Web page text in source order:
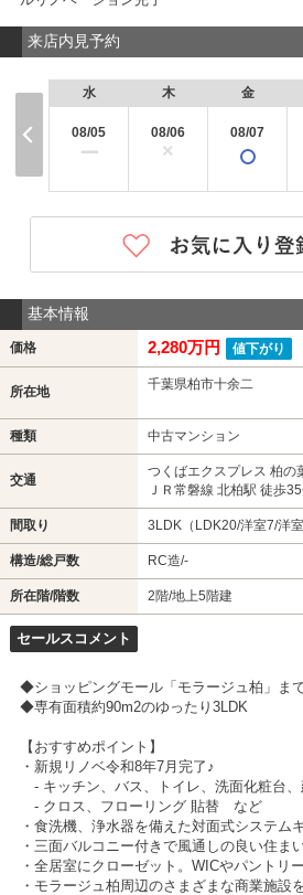
来店内見予約
水
08/05
ー
木
08/06
×
金
08/07
基本情報
価格 2,280万円 値下がり
所在地 千葉県柏市十余二
種類 中古マンション
交通
つくばエクスプレス 柏の
ＪＲ常磐線 北柏駅 徒歩
間取り 3LDK（LDK20/洋室7/洋室
構造/総戸数 RC造/-
所在階/階数 2階/地上5階建
セールスコメント
◆ショッピングモール「モラージュ柏」ま
◆専有面積約90m2のゆったり3LDK
【おすすめポイント】
・新規リノベ令和8年7月完了♪
- キッチン、バス、トイレ、洗面化粧台
- クロス、フローリング 貼替 など
・食洗機、浄水器を備えた対面式システム
・三面バルコニー付きで風通しの良い住ま
・全居室にクローゼット。WICやパントリ
・モラージュ柏周辺のさまざまな商業施設